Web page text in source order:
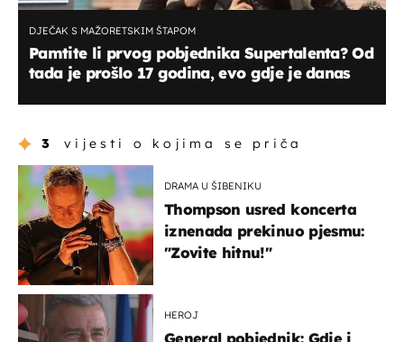
DJEČAK S MAŽORETSKIM ŠTAPOM
Pamtite li prvog pobjednika Supertalenta? Od
tada je prošlo 17 godina, evo gdje je danas
3 vijesti o kojima se priča
DRAMA U ŠIBENIKU
Thompson usred koncerta
iznenada prekinuo pjesmu:
"Zovite hitnu!"
HEROJ
General pobjednik: Gdje i